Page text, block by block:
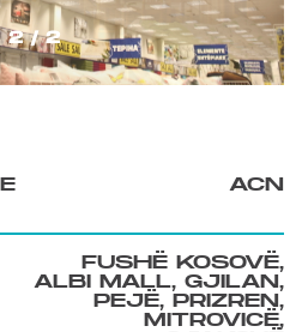
2 / 2
ACN
FUSHË KOSOVË,
ALBI MALL, GJILAN,
PEJË, PRIZREN,
MITROVICË,